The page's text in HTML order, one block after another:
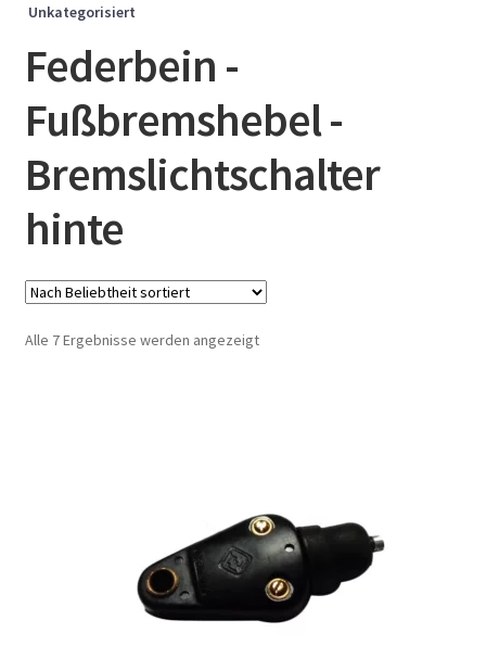
Unkategorisiert
Federbein -
Fußbremshebel -
Bremslichtschalter
hinte
Alle 7 Ergebnisse werden angezeigtNach